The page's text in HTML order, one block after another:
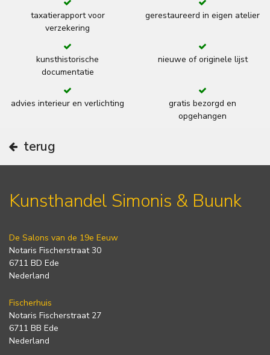
taxatierapport voor
verzekering
gerestaureerd in eigen atelier
kunsthistorische
documentatie
nieuwe of originele lijst
advies interieur en verlichting
gratis bezorgd en
opgehangen
terug
Kunsthandel Simonis & Buunk
De Salons van de 19e Eeuw
Notaris Fischerstraat 30
6711 BD Ede
Nederland
Fischerhuis
Notaris Fischerstraat 27
6711 BB Ede
Nederland